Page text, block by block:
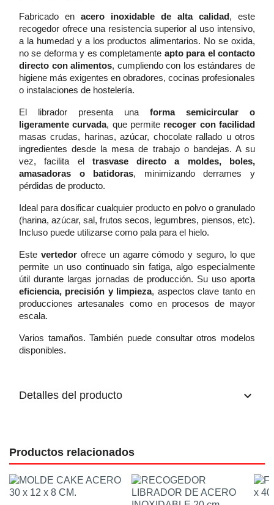
Fabricado en acero inoxidable de alta calidad, este
recogedor ofrece una resistencia superior al uso intensivo,
a la humedad y a los productos alimentarios. No se oxida,
no se deforma y es completamente apto para el contacto
directo con alimentos, cumpliendo con los estándares de
higiene más exigentes en obradores, cocinas profesionales
o instalaciones de hostelería.
El librador presenta una forma semicircular o
ligeramente curvada, que permite recoger con facilidad
masas crudas, harinas, azúcar, chocolate rallado u otros
ingredientes desde la mesa de trabajo o bandejas. A su
vez, facilita el trasvase directo a moldes, boles,
amasadoras o batidoras, minimizando derrames y
pérdidas de producto.
Ideal para dosificar cualquier producto en polvo o granulado
(harina, azúcar, sal, frutos secos, legumbres, piensos, etc).
Incluso puede utilizarse como pala para el hielo.
Este vertedorofrece un agarre cómodo y seguro, lo que
permite un uso continuado sin fatiga, algo especialmente
útil durante largas jornadas de producción. Su uso aporta
eficiencia, precisión y limpieza, aspectos clave tanto en
producciones artesanales como en procesos de mayor
escala.
Varios tamaños. También puede consultar otros modelos
disponibles.
Detalles del producto keyboard_arrow_down
Productos relacionados